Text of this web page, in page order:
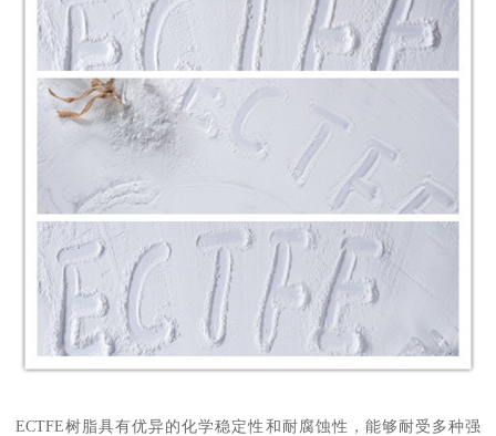
ECTFE树脂具有优异的化学稳定性和耐腐蚀性，能够耐受多种强